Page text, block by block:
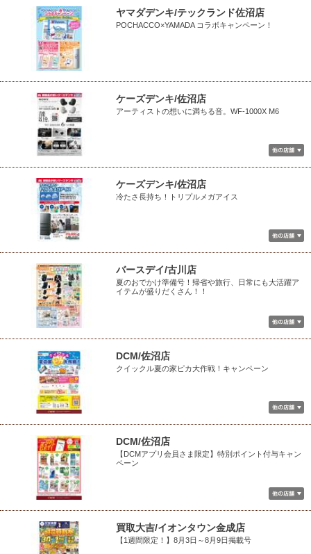
ヤマダデンキ/テックランド佐沼店
POCHACCO×YAMADA コラボキャンペーン！
ケーズデンキ/佐沼店
アーティストの想いに満ちる音。WF-1000X M6
ケーズデンキ/佐沼店
冷たさ長持ち！トリプルメガアイス
バースデイ/古川店
夏のおでかけ準備号！帰省や旅行、日常にも大活躍ア
イテムが盛りだくさん！！
DCM/佐沼店
クイックル夏の家ピカ大作戦！キャンペーン
DCM/佐沼店
【DCMアプリ会員さま限定】特別ポイント付与キャン
ペーン
買取大吉/イオンタウン金成店
【1週間限定！】8月3日～8月9日掲載号